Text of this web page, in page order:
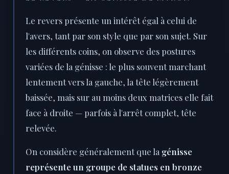
Le revers présente un intérêt égal à celui de
l'avers, tant par son style que par son sujet. Sur
les différents coins, on observe des postures
variées de la génisse : le plus souvent marchant
lentement vers la gauche, la tête légèrement
baissée, mais sur au moins deux matrices elle fait
face à droite — parfois à l'arrêt complet, tête
relevée.
On considère généralement que la génisse
représente un groupe de statues en bronze